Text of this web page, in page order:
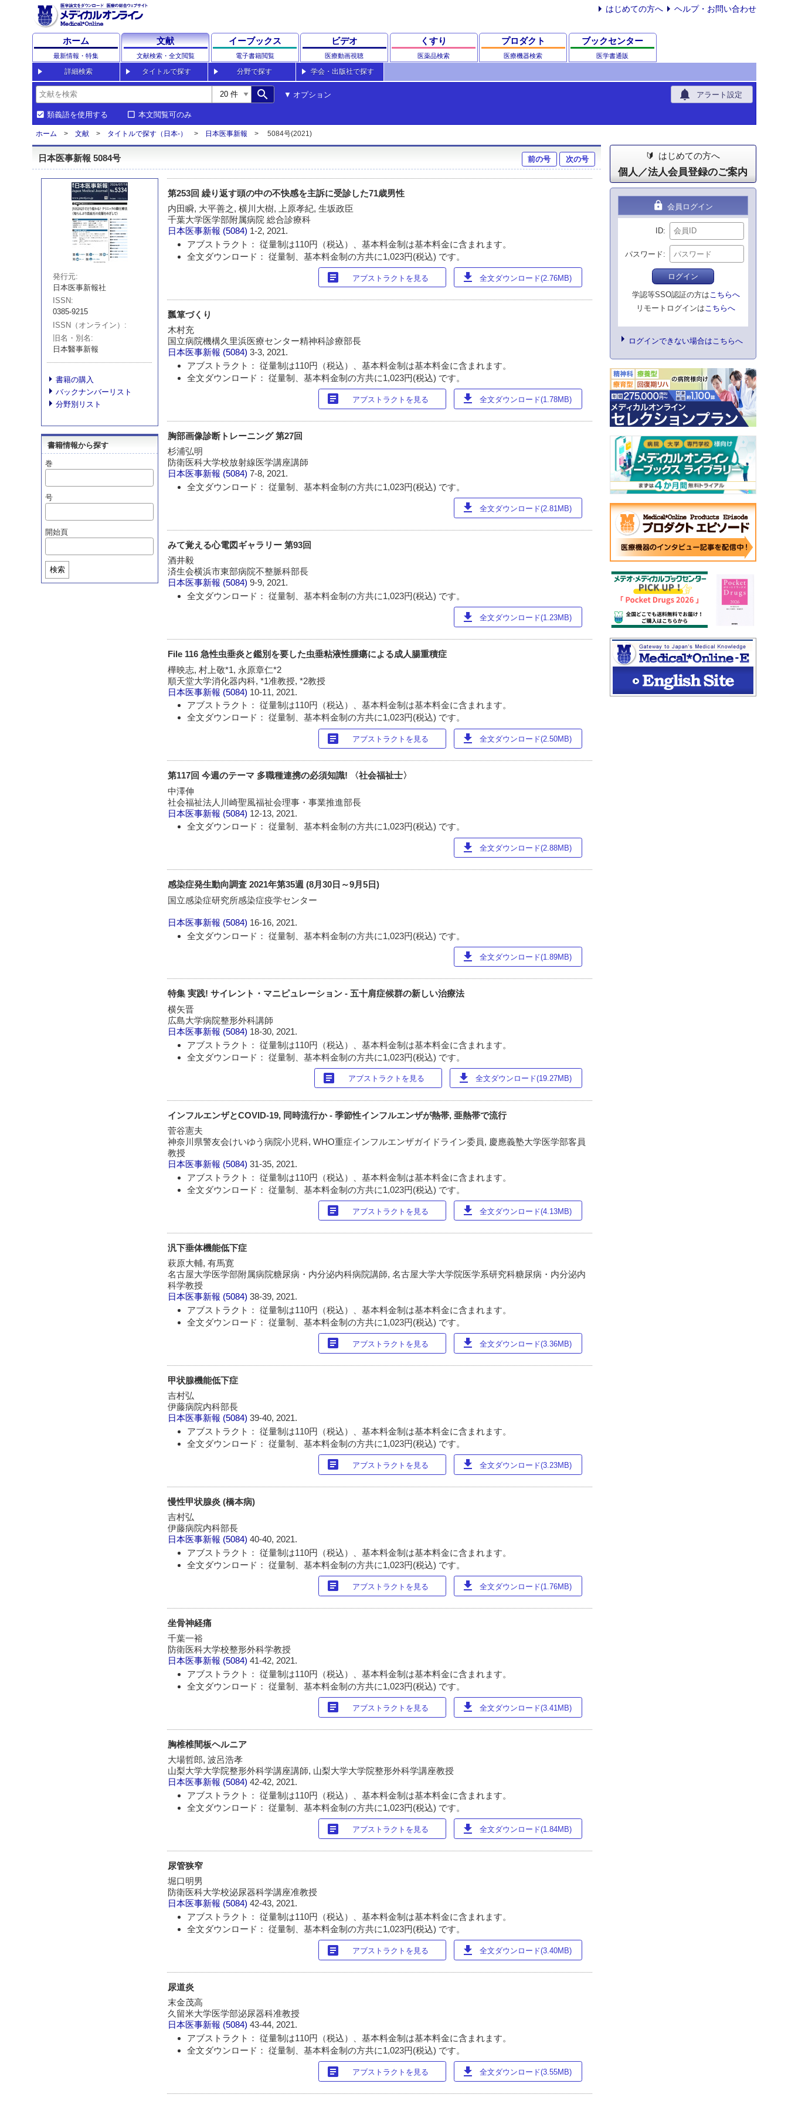
はじめての方へ ヘルプ・お問い合わせ
ホーム
最新情報・特集
文献
文献検索・全文閲覧
イーブックス
電子書籍閲覧
ビデオ
医療動画視聴
くすり
医薬品検索
プロダクト
医療機器検索
ブックセンター
医学書通販
詳細検索 タイトルで探す 分野で探す 学会・出版社で探す
search オプション notifications アラート設定
類義語を使用する 本文閲覧可のみ
ホーム 文献 タイトルで探す（日本-） 日本医事新報 5084号(2021)
日本医事新報 5084号 前の号 次の号
発行元
日本医事新報社
ISSN
0385-9215
ISSN（オンライン）
旧名・別名
日本醫事新報
書籍の購入
バックナンバーリスト
分野別リスト
書籍情報から探す
巻
号
開始頁
検索
第253回 繰り返す頭の中の不快感を主訴に受診した71歳男性
内田瞬, 大平善之, 横川大樹, 上原孝紀, 生坂政臣
千葉大学医学部附属病院 総合診療科
日本医事新報 (5084) 1-2, 2021.
アブストラクト： 従量制は110円（税込）、基本料金制は基本料金に含まれます。
全文ダウンロード： 従量制、基本料金制の方共に1,023円(税込) です。
article アブストラクトを見る download 全文ダウンロード(2.76MB)
瓢箪づくり
木村充
国立病院機構久里浜医療センター精神科診療部長
日本医事新報 (5084)3-3, 2021.
アブストラクト： 従量制は110円（税込）、基本料金制は基本料金に含まれます。
全文ダウンロード： 従量制、基本料金制の方共に1,023円(税込) です。
article アブストラクトを見る download 全文ダウンロード(1.78MB)
胸部画像診断トレーニング 第27回
杉浦弘明
防衛医科大学校放射線医学講座講師
日本医事新報 (5084)7-8, 2021.
全文ダウンロード： 従量制、基本料金制の方共に1,023円(税込) です。
download 全文ダウンロード(2.81MB)
みて覚える心電図ギャラリー 第93回
酒井毅
済生会横浜市東部病院不整脈科部長
日本医事新報 (5084)9-9, 2021.
全文ダウンロード： 従量制、基本料金制の方共に1,023円(税込) です。
download 全文ダウンロード(1.23MB)
File 116 急性虫垂炎と鑑別を要した虫垂粘液性腫瘍による成人腸重積症
樺映志, 村上敬*1, 永原章仁*2
順天堂大学消化器内科, *1准教授, *2教授
日本医事新報 (5084) 10-11, 2021.
アブストラクト： 従量制は110円（税込）、基本料金制は基本料金に含まれます。
全文ダウンロード： 従量制、基本料金制の方共に1,023円(税込) です。
article アブストラクトを見る download 全文ダウンロード(2.50MB)
第117回 今週のテーマ 多職種連携の必須知識! 〈社会福祉士〉
中澤伸
社会福祉法人川崎聖風福祉会理事・事業推進部長
日本医事新報 (5084) 12-13, 2021.
全文ダウンロード： 従量制、基本料金制の方共に1,023円(税込) です。
download 全文ダウンロード(2.88MB)
感染症発生動向調査 2021年第35週 (8月30日～9月5日)
国立感染症研究所感染症疫学センター
日本医事新報 (5084) 16-16, 2021.
全文ダウンロード： 従量制、基本料金制の方共に1,023円(税込) です。
download 全文ダウンロード(1.89MB)
特集 実践! サイレント・マニピュレーション - 五十肩症候群の新しい治療法
横矢晋
広島大学病院整形外科講師
日本医事新報 (5084) 18-30, 2021.
アブストラクト： 従量制は110円（税込）、基本料金制は基本料金に含まれます。
全文ダウンロード： 従量制、基本料金制の方共に1,023円(税込) です。
article アブストラクトを見る download 全文ダウンロード(19.27MB)
インフルエンザとCOVID-19, 同時流行か - 季節性インフルエンザが熱帯, 亜熱帯で流行
菅谷憲夫
神奈川県警友会けいゆう病院小児科, WHO重症インフルエンザガイドライン委員, 慶應義塾大学医学部客員
教授
日本医事新報 (5084)31-35, 2021.
アブストラクト： 従量制は110円（税込）、基本料金制は基本料金に含まれます。
全文ダウンロード： 従量制、基本料金制の方共に1,023円(税込) です。
article アブストラクトを見る download 全文ダウンロード(4.13MB)
汎下垂体機能低下症
萩原大輔, 有馬寛
名古屋大学医学部附属病院糖尿病・内分泌内科病院講師, 名古屋大学大学院医学系研究科糖尿病・内分泌内
科学教授
日本医事新報 (5084)38-39, 2021.
アブストラクト： 従量制は110円（税込）、基本料金制は基本料金に含まれます。
全文ダウンロード： 従量制、基本料金制の方共に1,023円(税込) です。
article アブストラクトを見る download 全文ダウンロード(3.36MB)
甲状腺機能低下症
吉村弘
伊藤病院内科部長
日本医事新報 (5084)39-40, 2021.
アブストラクト： 従量制は110円（税込）、基本料金制は基本料金に含まれます。
全文ダウンロード： 従量制、基本料金制の方共に1,023円(税込) です。
article アブストラクトを見る download 全文ダウンロード(3.23MB)
慢性甲状腺炎 (橋本病)
吉村弘
伊藤病院内科部長
日本医事新報 (5084)40-40, 2021.
アブストラクト： 従量制は110円（税込）、基本料金制は基本料金に含まれます。
全文ダウンロード： 従量制、基本料金制の方共に1,023円(税込) です。
article アブストラクトを見る download 全文ダウンロード(1.76MB)
坐骨神経痛
千葉一裕
防衛医科大学校整形外科学教授
日本医事新報 (5084)41-42, 2021.
アブストラクト： 従量制は110円（税込）、基本料金制は基本料金に含まれます。
全文ダウンロード： 従量制、基本料金制の方共に1,023円(税込) です。
article アブストラクトを見る download 全文ダウンロード(3.41MB)
胸椎椎間板ヘルニア
大場哲郎, 波呂浩孝
山梨大学大学院整形外科学講座講師, 山梨大学大学院整形外科学講座教授
日本医事新報 (5084)42-42, 2021.
アブストラクト： 従量制は110円（税込）、基本料金制は基本料金に含まれます。
全文ダウンロード： 従量制、基本料金制の方共に1,023円(税込) です。
article アブストラクトを見る download 全文ダウンロード(1.84MB)
尿管狭窄
堀口明男
防衛医科大学校泌尿器科学講座准教授
日本医事新報 (5084)42-43, 2021.
アブストラクト： 従量制は110円（税込）、基本料金制は基本料金に含まれます。
全文ダウンロード： 従量制、基本料金制の方共に1,023円(税込) です。
article アブストラクトを見る download 全文ダウンロード(3.40MB)
尿道炎
末金茂高
久留米大学医学部泌尿器科准教授
日本医事新報 (5084)43-44, 2021.
アブストラクト： 従量制は110円（税込）、基本料金制は基本料金に含まれます。
全文ダウンロード： 従量制、基本料金制の方共に1,023円(税込) です。
article アブストラクトを見る download 全文ダウンロード(3.55MB)
はじめての方へ
個人／法人会員登録のご案内
lock 会員ログイン
ID
パスワード
ログイン
学認等SSO認証の方はこちらへ
リモートログインはこちらへ
ログインできない場合はこちらへ